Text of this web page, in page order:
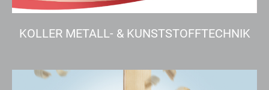
KOLLER METALL- & KUNSTSTOFFTECHNIK